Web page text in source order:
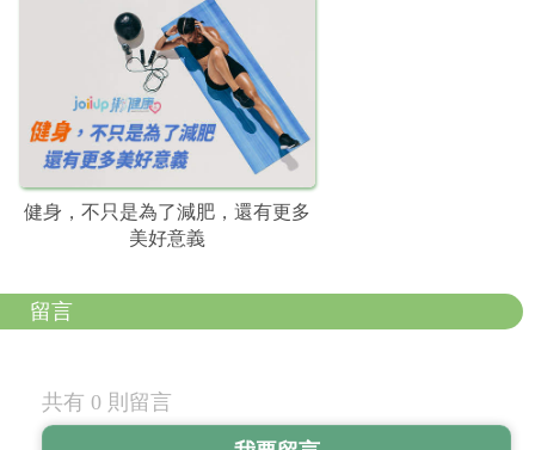
健身，不只是為了減肥，還有更多
美好意義
留言
共有 0 則留言